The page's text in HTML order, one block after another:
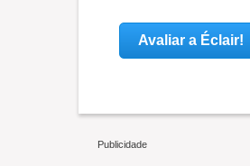
Avaliar a Éclair!